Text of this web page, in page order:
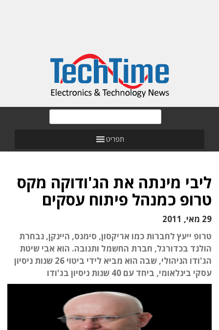
תפריט
ליבי מינתה את הג'ודוקה מקס
טרופ כמנהל פיתוח עסקים
29 מאי, 2011
טרופ ייעץ לחברות כמו אריקסון, סימנס, היינקן, נבחרת
הולנד בכדורגל, חברת החשמל ותנובה. הוא אבי שיטת
הג'ודו הניהולי, שבה הוא מביא לידי ביטוי 26 שנות ניסיון
עסקי בינלאומי, ביחד עם 40 שנות ניסיון בג'ודו